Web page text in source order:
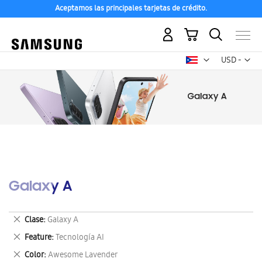
Aceptamos las principales tarjetas de crédito.
USD -
dólar
Mi carrito
Galaxy A
Clase Galaxy A
Eliminar
este
artículo
Feature Tecnología AI
Eliminar
este
Color Awesome Lavender
Eliminar